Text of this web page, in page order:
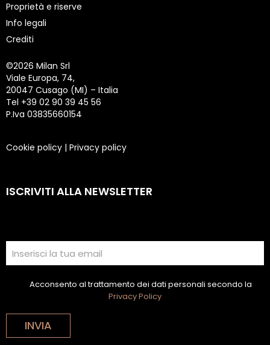
Proprietà e riserve
Info legali
Crediti
©2026 Milan Srl
Viale Europa, 74,
20047 Cusago (MI) – Italia
Tel +39 02 90 39 45 56
P.Iva 03835660154
Cookie policy | Privacy policy
ISCRIVITI ALLA NEWSLETTER
Acconsento al trattamento dei dati personali secondo la
Privacy Policy
INVIA